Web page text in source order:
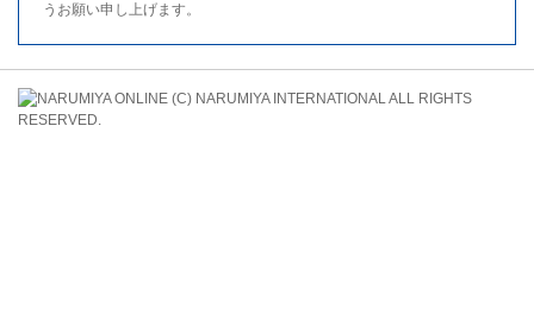
うお願い申し上げます。